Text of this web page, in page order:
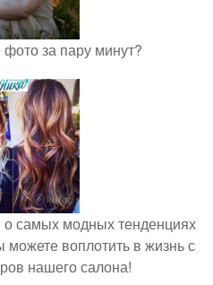
фото за пару минут?
самых модных тенденциях
воплотить в жизнь с
нашего салона!